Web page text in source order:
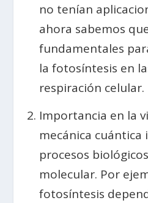
no tenían
ahora sabemos
fundamentales
la fotosíntesis en
respiración celular.
Importancia en la
mecánica cuántica
procesos
molecular. Por
fotosíntesis